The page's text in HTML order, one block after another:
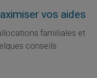
vos aides
familiales et
conseils